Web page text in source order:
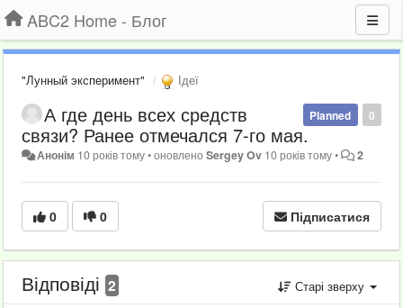
ABC2 Home - Блог
"Лунный эксперимент" Ідеї
0
Planned
А где день всех средств
связи? Ранее отмечался 7-го мая.
Анонім 10 років тому•оновленоSergey Ov 10 років тому• 2
0 0 Підписатися
Відповіді 2 Старі зверху